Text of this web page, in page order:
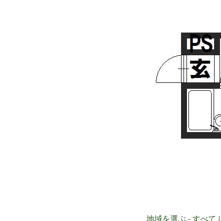
地域を選ぶ - すべて